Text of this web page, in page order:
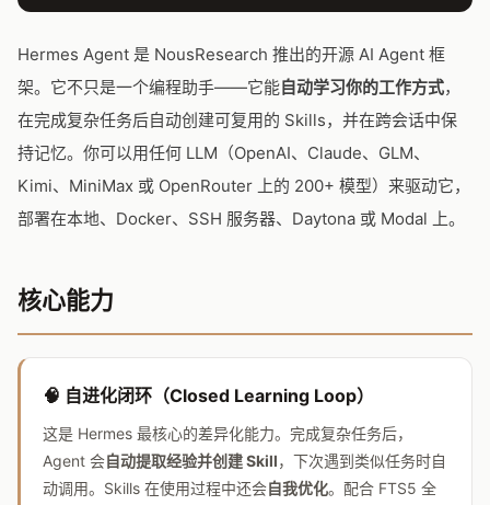
Hermes Agent 是 NousResearch 推出的开源 AI Agent 框
架。它不只是一个编程助手——它能自动学习你的工作方式，
在完成复杂任务后自动创建可复用的 Skills，并在跨会话中保
持记忆。你可以用任何 LLM（OpenAI、Claude、GLM、
Kimi、MiniMax 或 OpenRouter 上的 200+ 模型）来驱动它，
部署在本地、Docker、SSH 服务器、Daytona 或 Modal 上。
核心能力
🧠 自进化闭环（Closed Learning Loop）
这是 Hermes 最核心的差异化能力。完成复杂任务后，
Agent 会自动提取经验并创建 Skill，下次遇到类似任务时自
动调用。Skills 在使用过程中还会自我优化。配合 FTS5 全